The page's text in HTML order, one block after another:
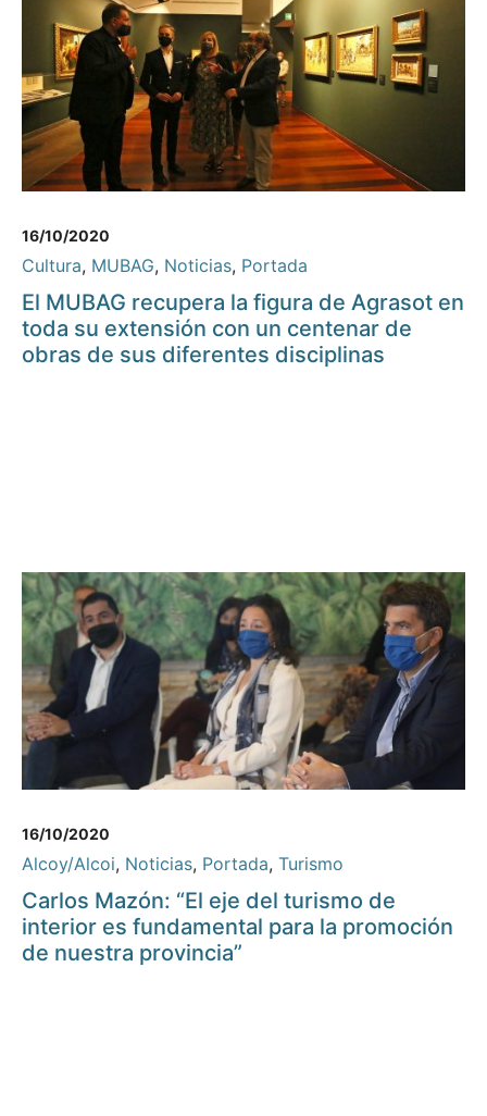
16/10/2020
Cultura, MUBAG, Noticias, Portada
El MUBAG recupera la figura de Agrasot en
toda su extensión con un centenar de
obras de sus diferentes disciplinas
16/10/2020
Alcoy/Alcoi, Noticias, Portada, Turismo
Carlos Mazón: “El eje del turismo de
interior es fundamental para la promoción
de nuestra provincia”